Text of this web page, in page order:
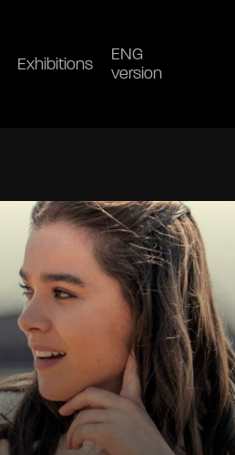
Exhibitions
ENG
version